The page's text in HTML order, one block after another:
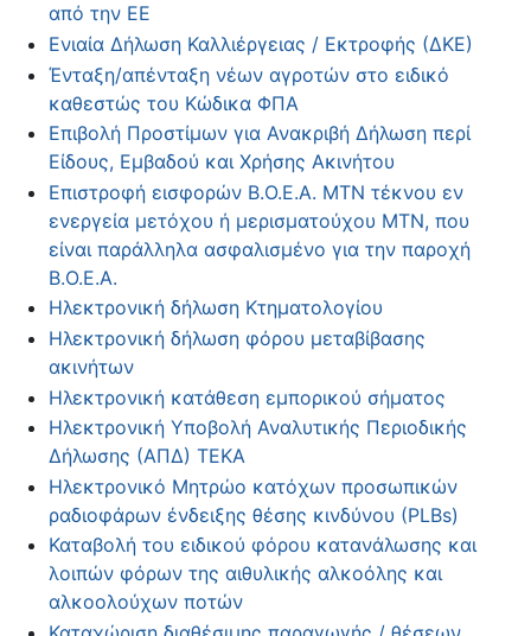
από την ΕΕ
Ενιαία Δήλωση Καλλιέργειας / Εκτροφής (ΔΚΕ)
Ένταξη/απένταξη νέων αγροτών στο ειδικό
καθεστώς του Κώδικα ΦΠΑ
Επιβολή Προστίμων για Ανακριβή Δήλωση περί
Είδους, Εμβαδού και Χρήσης Ακινήτου
Επιστροφή εισφορών Β.Ο.Ε.Α. ΜΤΝ τέκνου εν
ενεργεία μετόχου ή μερισματούχου ΜΤΝ, που
είναι παράλληλα ασφαλισμένο για την παροχή
Β.Ο.Ε.Α.
Ηλεκτρονική δήλωση Κτηματολογίου
Ηλεκτρονική δήλωση φόρου μεταβίβασης
ακινήτων
Ηλεκτρονική κατάθεση εμπορικού σήματος
Ηλεκτρονική Υποβολή Αναλυτικής Περιοδικής
Δήλωσης (ΑΠΔ) ΤΕΚΑ
Ηλεκτρονικό Μητρώο κατόχων προσωπικών
ραδιοφάρων ένδειξης θέσης κινδύνου (PLBs)
Καταβολή του ειδικού φόρου κατανάλωσης και
λοιπών φόρων της αιθυλικής αλκοόλης και
αλκοολούχων ποτών